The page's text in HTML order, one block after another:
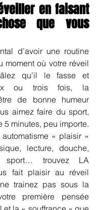
en faisant
que vous
d’avoir une routine
moment où votre réveil
qu’il le fasse et
ou trois fois, la
de bonne humeur
aimez faire du sport,
5 minutes, peu importe.
« plaisir »
lecture, douche,
sport… trouvez LA
fait plaisir au réveil
trainez pas sous la
première pensée